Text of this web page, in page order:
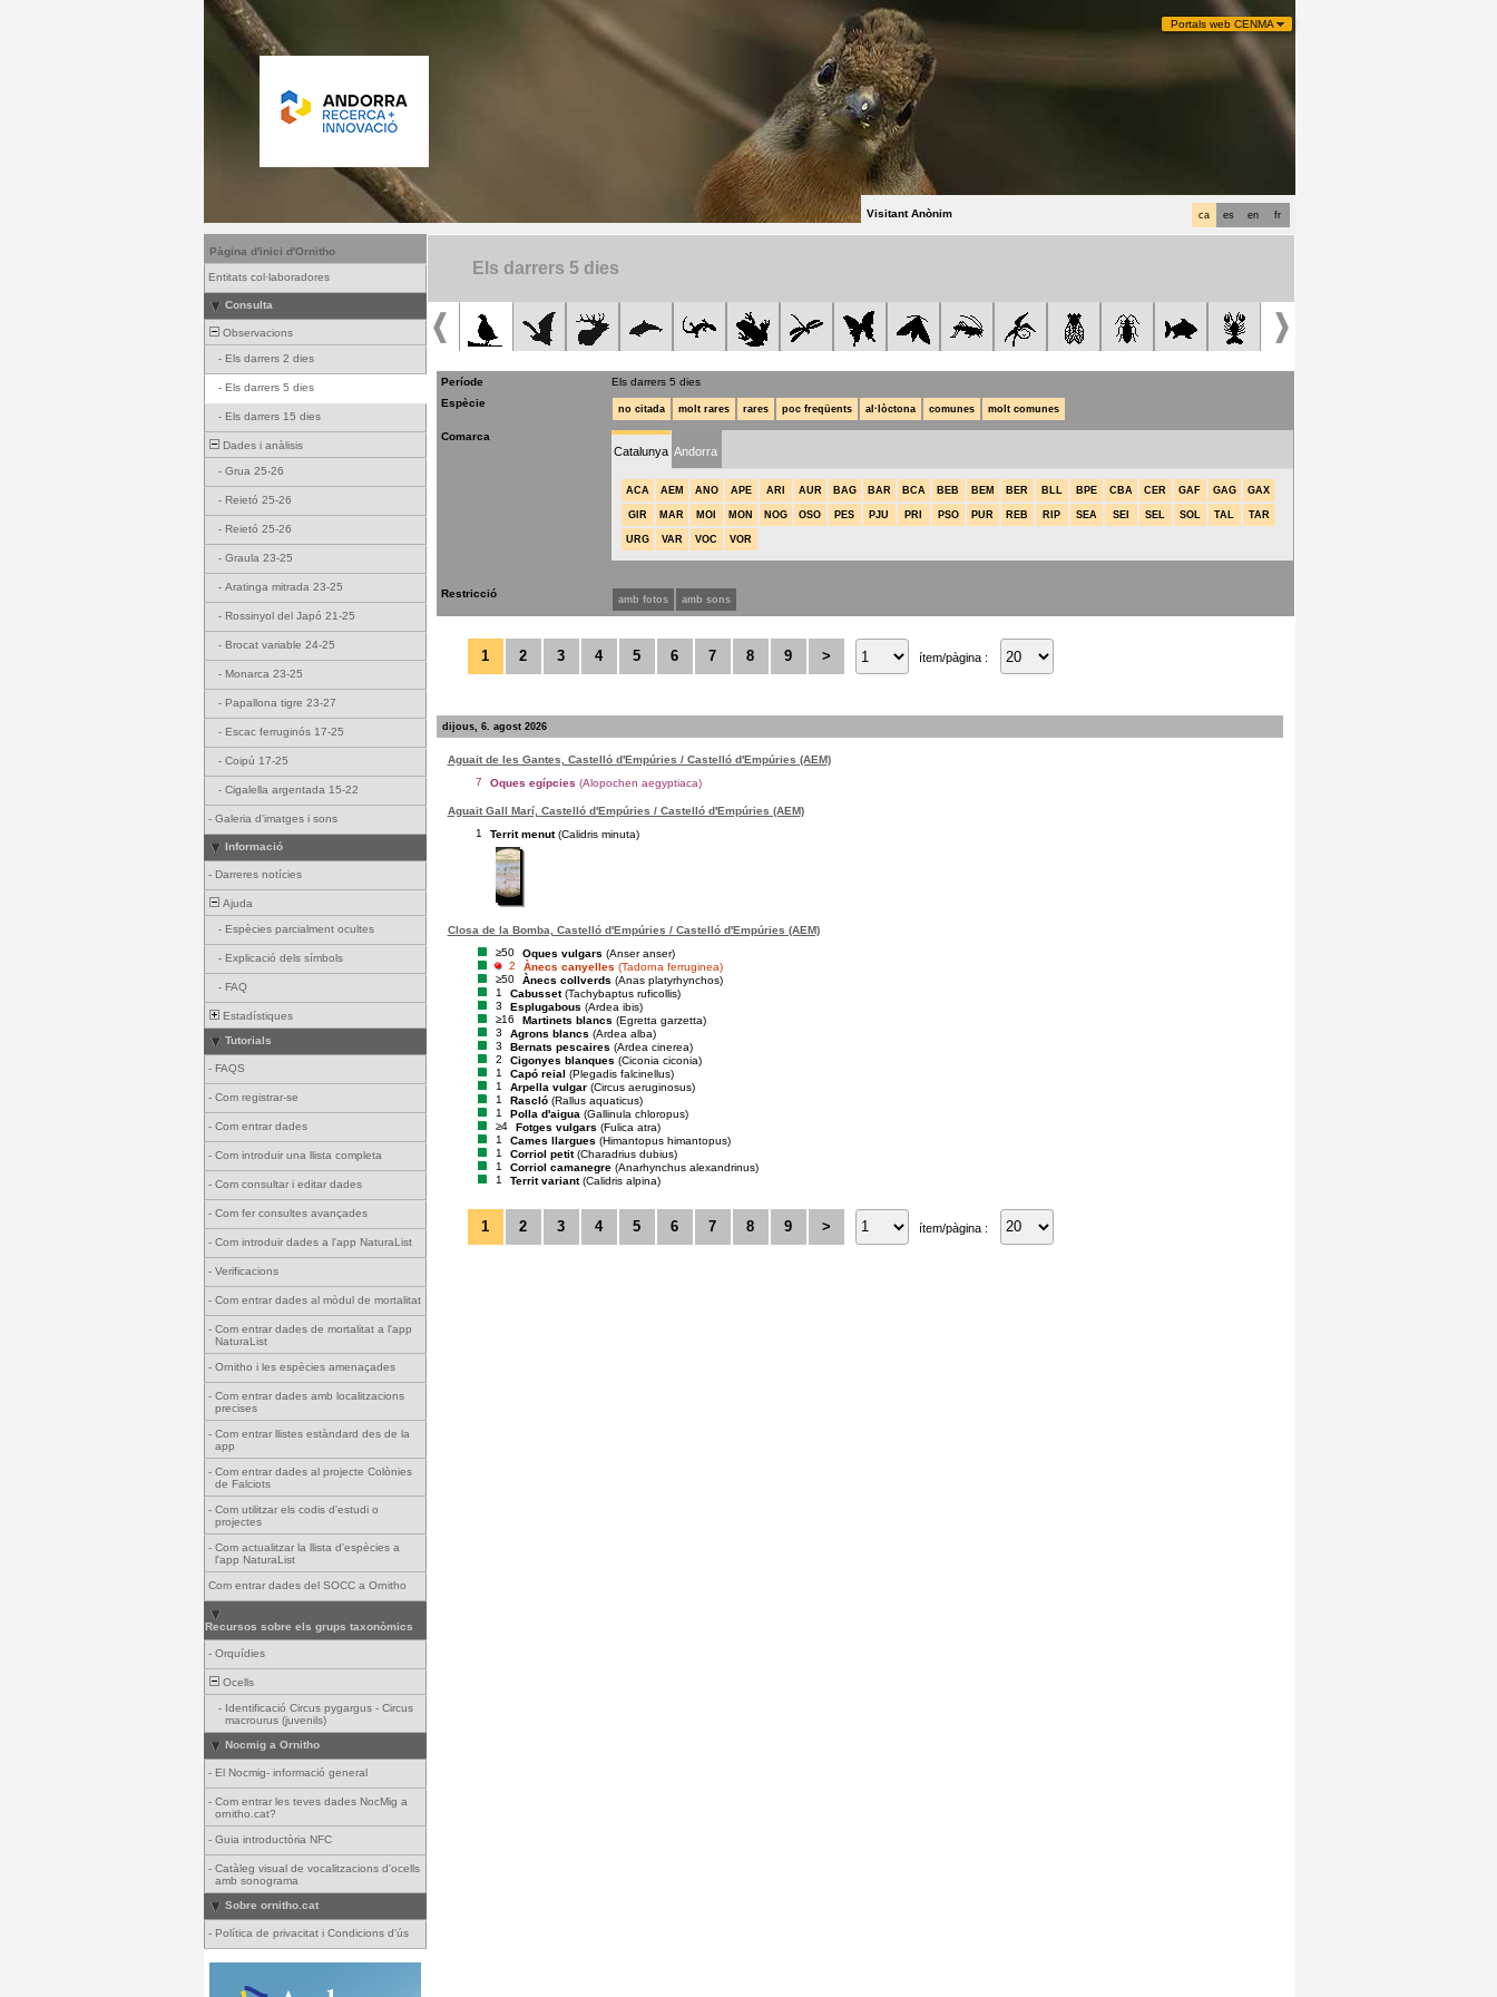
Portals web CENMA
fr
en
es
ca
Visitant Anònim
Pàgina d'inici d'Ornitho
Entitats col·laboradores
Consulta
Observacions
- Els darrers 2 dies
- Els darrers 5 dies
- Els darrers 15 dies
Dades i anàlisis
- Grua 25-26
- Reietó 25-26
- Reietó 25-26
- Graula 23-25
- Aratinga mitrada 23-25
- Rossinyol del Japó 21-25
- Brocat variable 24-25
- Monarca 23-25
- Papallona tigre 23-27
- Escac ferruginós 17-25
- Coipú 17-25
- Cigalella argentada 15-22
- Galeria d'imatges i sons
Informació
- Darreres notícies
Ajuda
- Espècies parcialment ocultes
- Explicació dels símbols
- FAQ
Estadístiques
Tutorials
- FAQS
- Com registrar-se
- Com entrar dades
- Com introduir una llista completa
- Com consultar i editar dades
- Com fer consultes avançades
- Com introduir dades a l'app NaturaList
- Verificacions
- Com entrar dades al mòdul de mortalitat
- Com entrar dades de mortalitat a l'app
NaturaList
- Ornitho i les espècies amenaçades
- Com entrar dades amb localitzacions
precises
- Com entrar llistes estàndard des de la
app
- Com entrar dades al projecte Colònies
de Falciots
- Com utilitzar els codis d'estudi o
projectes
- Com actualitzar la llista d'espècies a
l'app NaturaList
Com entrar dades del SOCC a Ornitho
Recursos sobre els grups taxonòmics
- Orquídies
Ocells
- Identificació Circus pygargus - Circus
macrourus (juvenils)
Nocmig a Ornitho
- El Nocmig- informació general
- Com entrar les teves dades NocMig a
ornitho.cat?
- Guia introductòria NFC
- Catàleg visual de vocalitzacions d'ocells
amb sonograma
Sobre ornitho.cat
- Política de privacitat i Condicions d'ús
Els darrers 5 dies
Període
Els darrers 5 dies
Espècie
no citada molt rares rares poc freqüents al·lòctona comunes molt comunes
Comarca
Catalunya Andorra
ACA AEM ANO APE ARI AUR BAG BAR BCA BEB BEM BER BLL BPE CBA CER GAF GAG GAX
GIR MAR MOI MON NOG OSO PES PJU PRI PSO PUR REB RIP SEA SEI SEL SOL TAL TAR
URG VAR VOC VOR
Restricció amb fotos amb sons
1 2 3 4 5 6 7 8 9 > ítem/pàgina :
dijous, 6. agost 2026
Aguait de les Gantes, Castelló d'Empúries / Castelló d'Empúries (AEM)
7
Oques egípcies (Alopochen aegyptiaca)
Aguait Gall Marí, Castelló d'Empúries / Castelló d'Empúries (AEM)
1
Territ menut (Calidris minuta)
Closa de la Bomba, Castelló d'Empúries / Castelló d'Empúries (AEM)
≥50
Oques vulgars (Anser anser)
2
Ànecs canyelles (Tadorna ferruginea)
≥50
Ànecs collverds (Anas platyrhynchos)
1
Cabusset (Tachybaptus ruficollis)
3
Esplugabous (Ardea ibis)
≥16
Martinets blancs (Egretta garzetta)
3
Agrons blancs (Ardea alba)
3
Bernats pescaires (Ardea cinerea)
2
Cigonyes blanques (Ciconia ciconia)
1
Capó reial (Plegadis falcinellus)
1
Arpella vulgar (Circus aeruginosus)
1
Rascló (Rallus aquaticus)
1
Polla d'aigua (Gallinula chloropus)
≥4
Fotges vulgars (Fulica atra)
1
Cames llargues (Himantopus himantopus)
1
Corriol petit (Charadrius dubius)
1
Corriol camanegre (Anarhynchus alexandrinus)
1
Territ variant (Calidris alpina)
1 2 3 4 5 6 7 8 9 > ítem/pàgina :